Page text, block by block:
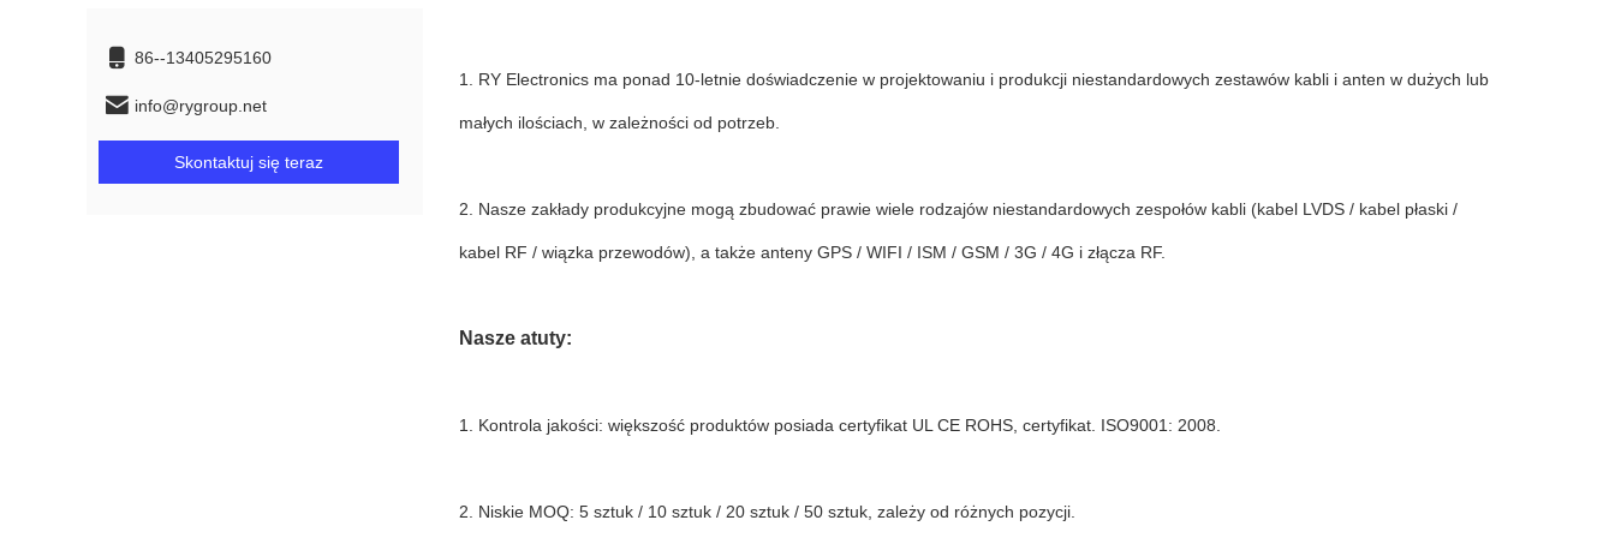
86--13405295160
info@rygroup.net
Skontaktuj się teraz
1. RY Electronics ma ponad 10-letnie doświadczenie w projektowaniu i produkcji niestandardowych zestawów kabli i anten w dużych lub
małych ilościach, w zależności od potrzeb.
2. Nasze zakłady produkcyjne mogą zbudować prawie wiele rodzajów niestandardowych zespołów kabli (kabel LVDS / kabel płaski /
kabel RF / wiązka przewodów), a także anteny GPS / WIFI / ISM / GSM / 3G / 4G i złącza RF.
Nasze atuty:
1. Kontrola jakości: większość produktów posiada certyfikat UL CE ROHS, certyfikat. ISO9001: 2008.
2. Niskie MOQ: 5 sztuk / 10 sztuk / 20 sztuk / 50 sztuk, zależy od różnych pozycji.